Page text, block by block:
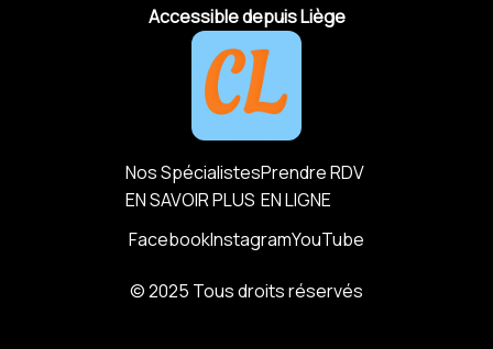
Accessible depuis Liège
Nos Spécialistes
EN SAVOIR PLUS
Prendre RDV
EN LIGNE
FacebookInstagramYouTube
© 2025 Tous droits réservés